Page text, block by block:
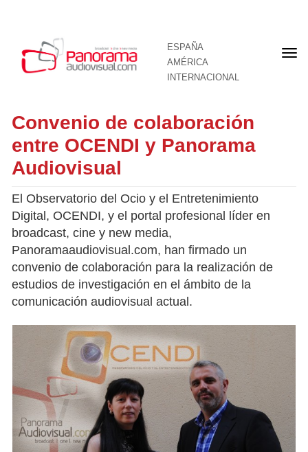
ESPAÑA
AMÉRICA
INTERNACIONAL
Convenio de colaboración
entre OCENDI y Panorama
Audiovisual
El Observatorio del Ocio y el Entretenimiento
Digital, OCENDI, y el portal profesional líder en
broadcast, cine y new media,
Panoramaaudiovisual.com, han firmado un
convenio de colaboración para la realización de
estudios de investigación en el ámbito de la
comunicación audiovisual actual.